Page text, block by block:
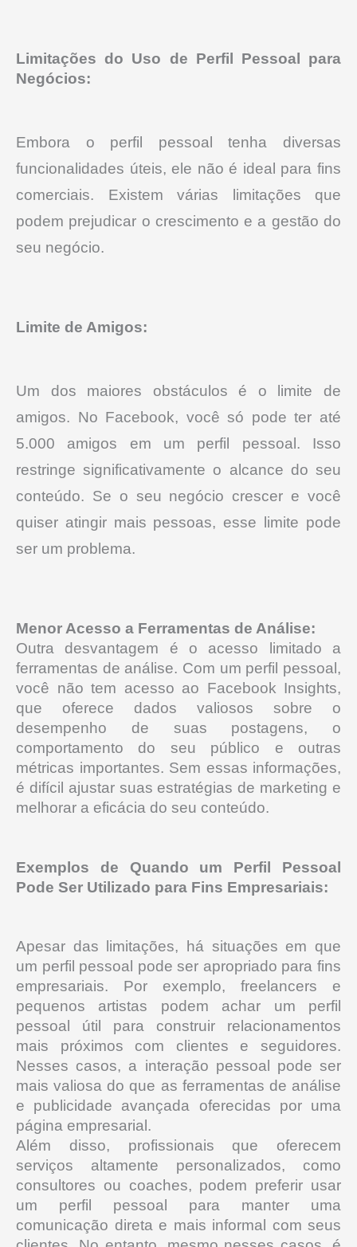
Limitações do Uso de Perfil Pessoal para
Negócios:
Embora o perfil pessoal tenha diversas
funcionalidades úteis, ele não é ideal para fins
comerciais. Existem várias limitações que
podem prejudicar o crescimento e a gestão do
seu negócio.
Limite de Amigos:
Um dos maiores obstáculos é o limite de
amigos. No Facebook, você só pode ter até
5.000 amigos em um perfil pessoal. Isso
restringe significativamente o alcance do seu
conteúdo. Se o seu negócio crescer e você
quiser atingir mais pessoas, esse limite pode
ser um problema.
Menor Acesso a Ferramentas de Análise:
Outra desvantagem é o acesso limitado a
ferramentas de análise. Com um perfil pessoal,
você não tem acesso ao Facebook Insights,
que oferece dados valiosos sobre o
desempenho de suas postagens, o
comportamento do seu público e outras
métricas importantes. Sem essas informações,
é difícil ajustar suas estratégias de marketing e
melhorar a eficácia do seu conteúdo.
Exemplos de Quando um Perfil Pessoal
Pode Ser Utilizado para Fins Empresariais:
Apesar das limitações, há situações em que
um perfil pessoal pode ser apropriado para fins
empresariais. Por exemplo, freelancers e
pequenos artistas podem achar um perfil
pessoal útil para construir relacionamentos
mais próximos com clientes e seguidores.
Nesses casos, a interação pessoal pode ser
mais valiosa do que as ferramentas de análise
e publicidade avançada oferecidas por uma
página empresarial.
Além disso, profissionais que oferecem
serviços altamente personalizados, como
consultores ou coaches, podem preferir usar
um perfil pessoal para manter uma
comunicação direta e mais informal com seus